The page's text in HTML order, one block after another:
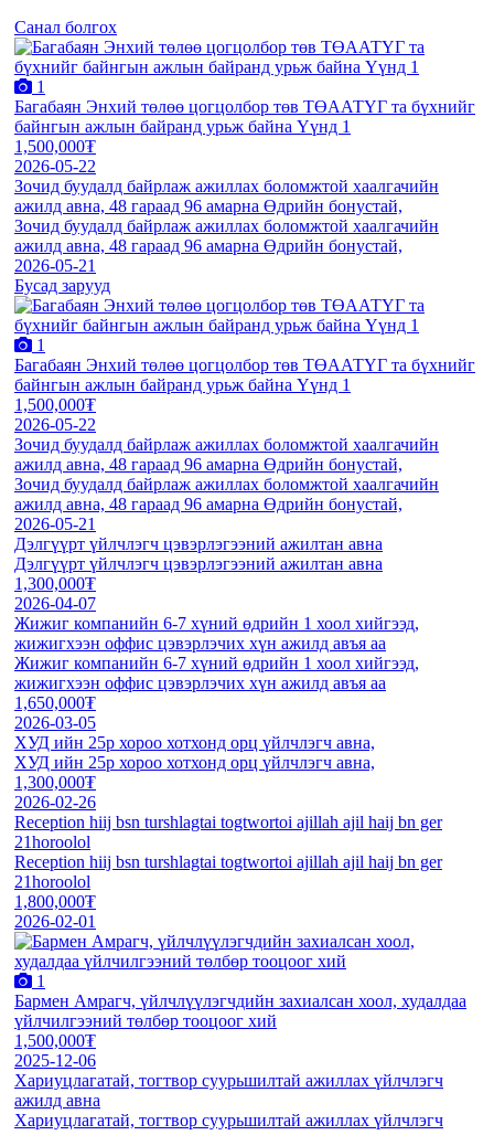
Санал болгох
1
Багабаян Энхий төлөө цогцолбор төв ТӨААТҮГ та бүхнийг
байнгын ажлын байранд урьж байна Үүнд 1
1,500,000₮
2026-05-22
Зочид буудалд байрлаж ажиллах боломжтой хаалгачийн
ажилд авна, 48 гараад 96 амарна Өдрийн бонустай,
Зочид буудалд байрлаж ажиллах боломжтой хаалгачийн
ажилд авна, 48 гараад 96 амарна Өдрийн бонустай,
2026-05-21
Бусад зарууд
1
Багабаян Энхий төлөө цогцолбор төв ТӨААТҮГ та бүхнийг
байнгын ажлын байранд урьж байна Үүнд 1
1,500,000₮
2026-05-22
Зочид буудалд байрлаж ажиллах боломжтой хаалгачийн
ажилд авна, 48 гараад 96 амарна Өдрийн бонустай,
Зочид буудалд байрлаж ажиллах боломжтой хаалгачийн
ажилд авна, 48 гараад 96 амарна Өдрийн бонустай,
2026-05-21
Дэлгүүрт үйлчлэгч цэвэрлэгээний ажилтан авна
Дэлгүүрт үйлчлэгч цэвэрлэгээний ажилтан авна
1,300,000₮
2026-04-07
Жижиг компанийн 6-7 хүний өдрийн 1 хоол хийгээд,
жижигхээн оффис цэвэрлэчих хүн ажилд авъя аа
Жижиг компанийн 6-7 хүний өдрийн 1 хоол хийгээд,
жижигхээн оффис цэвэрлэчих хүн ажилд авъя аа
1,650,000₮
2026-03-05
ХУД ийн 25р хороо хотхонд орц үйлчлэгч авна,
ХУД ийн 25р хороо хотхонд орц үйлчлэгч авна,
1,300,000₮
2026-02-26
Reception hiij bsn turshlagtai togtwortoi ajillah ajil haij bn ger
21horoolol
Reception hiij bsn turshlagtai togtwortoi ajillah ajil haij bn ger
21horoolol
1,800,000₮
2026-02-01
1
Бармен Амрагч, үйлчлүүлэгчдийн захиалсан хоол, худалдаа
үйлчилгээний төлбөр тооцоог хий
1,500,000₮
2025-12-06
Хариуцлагатай, тогтвор суурьшилтай ажиллах үйлчлэгч
ажилд авна
Хариуцлагатай, тогтвор суурьшилтай ажиллах үйлчлэгч